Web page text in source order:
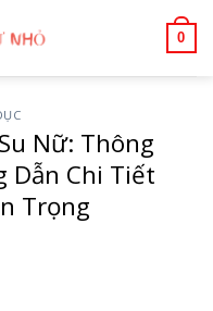
0
Nữ: Thông
Dẫn Chi Tiết
Trọng